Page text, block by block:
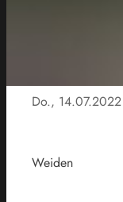
Do., 14.07.2022
Weiden